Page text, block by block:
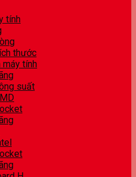
tính
thước
máy tính
suất